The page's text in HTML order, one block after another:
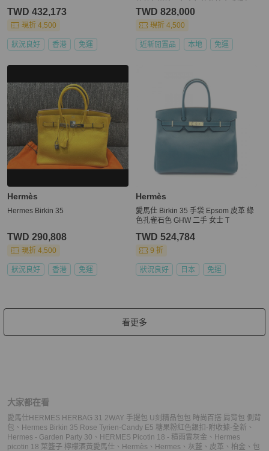
TWD 432,173
現折 4,500
狀況良好 香港 免運
Z刻 RZ6540
TWD 828,000
現折 4,500
近新閒置品 本地 免運
Hermès
Hermes Birkin 35
TWD 290,808
現折 4,500
狀況良好 香港 免運
Hermès
愛馬仕 Birkin 35 手袋 Epsom 皮革 綠
色孔雀石色 GHW 二手 女士 T
TWD 524,784
9 折
狀況良好 日本 免運
看更多
大家都在看
愛馬仕HERMES HERBAG 31 2WAY 手提包 U刻精品包包 時尚百搭 肩背包 側背
包 、 Hermes Birkin 35 Rose Tyrien-Candy E5 糖果粉紅色銀扣-附收據-全新 、
Hermes - Garden Party 30 、 HERMES Picotin 18 - 積雨雲灰金 、 Hermes
picotin 18 菜籃子 檸檬酒黃愛馬仕 、 Hermès 、 Hermes 、 灰藍 、 皮革 、 柏金 、 包